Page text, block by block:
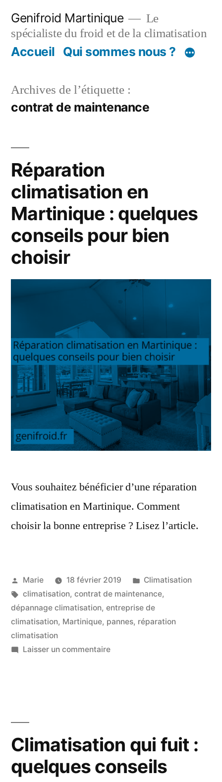
contenu
Genifroid Martinique
Le
spécialiste du froid et de la climatisation
Accueil Qui sommes nous ?
Archives de l’étiquette :
contrat de maintenance
Réparation
climatisation en
Martinique : quelques
conseils pour bien
choisir
Vous souhaitez bénéficier d’une réparation
climatisation en Martinique. Comment
choisir la bonne entreprise ? Lisez l’article.
Publié
par
Marie 18 février 2019
Publié
dans
Climatisation
Étiquettes :
climatisation, contrat de maintenance,
dépannage climatisation, entreprise de
climatisation, Martinique, pannes, réparation
climatisation
Laisser un commentairesur
conseils
bien
Climatisation qui fuit :
quelques conseils